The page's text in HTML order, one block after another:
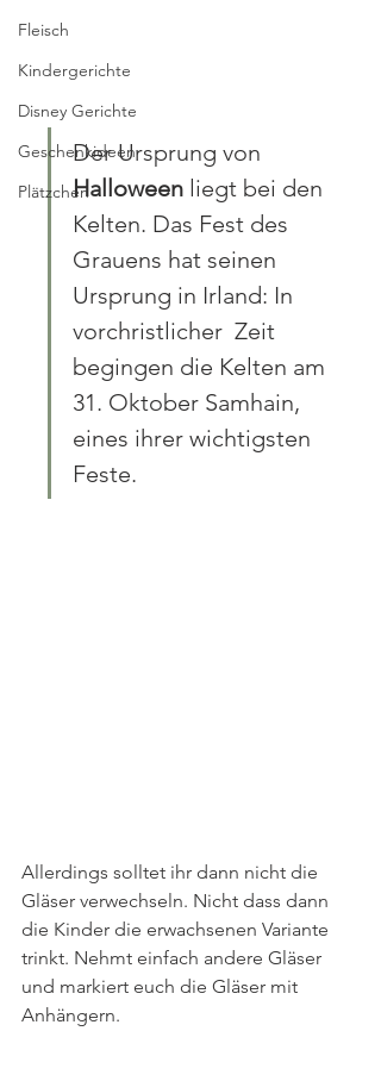
Fleisch
Kindergerichte
Disney Gerichte
Geschenkideen
Plätzchen
Der Ursprung von
Halloween liegt bei den
Kelten. Das Fest des
Grauens hat seinen
Ursprung in Irland: In
vorchristlicher  Zeit
begingen die Kelten am
31. Oktober Samhain,
eines ihrer wichtigsten
Feste.
Allerdings solltet ihr dann nicht die
Gläser verwechseln. Nicht dass dann
die Kinder die erwachsenen Variante
trinkt. Nehmt einfach andere Gläser
und markiert euch die Gläser mit
Anhängern.